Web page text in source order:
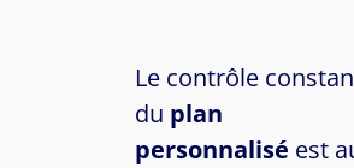
Le contrôle
du plan
personnalisé est